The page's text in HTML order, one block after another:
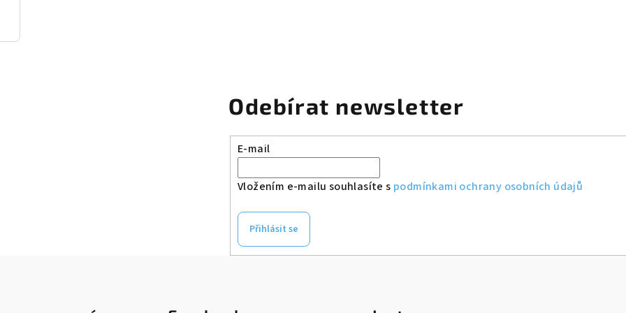
Odebírat newsletter
E-mail
Vložením e-mailu souhlasíte s podmínkami ochrany osobních údajů
Přihlásit se